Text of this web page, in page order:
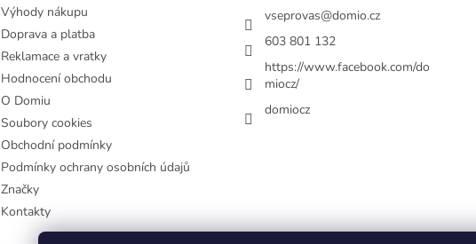
Výhody nákupu
Doprava a platba
Reklamace a vratky
Hodnocení obchodu
O Domiu
Soubory cookies
Obchodní podmínky
Podmínky ochrany osobních údajů
Značky
Kontakty
vseprovas@domio.cz
603 801 132
https://www.facebook.com/do
miocz/
domiocz